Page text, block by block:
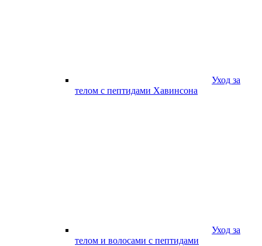
Уход за
телом с пептидами Хавинсона
Уход за
телом и волосами с пептидами